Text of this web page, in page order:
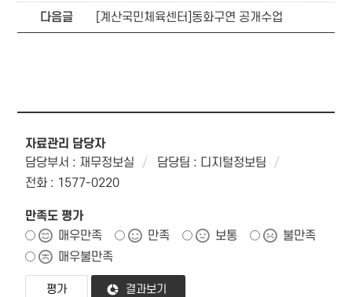
다음글 [계산국민체육센터]동화구연 공개수업
자료관리 담당자
담당부서 : 재무정보실
담당팀 : 디지털정보팀
전화 : 1577-0220
만족도 평가
매우만족
만족 보통
불만족
매우불만족
결과보기